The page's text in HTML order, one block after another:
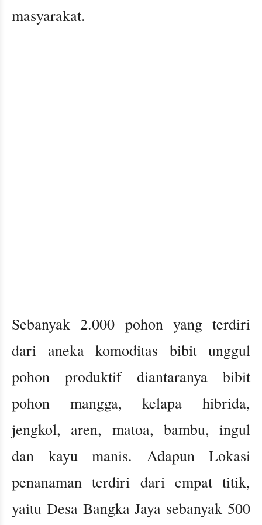
masyarakat.
Sebanyak 2.000 pohon yang terdiri
dari aneka komoditas bibit unggul
pohon produktif diantaranya bibit
pohon mangga, kelapa hibrida,
jengkol, aren, matoa, bambu, ingul
dan kayu manis. Adapun Lokasi
penanaman terdiri dari empat titik,
yaitu Desa Bangka Jaya sebanyak 500